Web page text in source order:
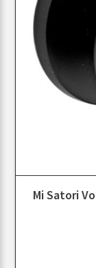
Mi Satori